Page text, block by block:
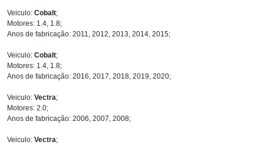
Veiculo: Cobalt;
Motores: 1.4, 1.8;
Anos de fabricação: 2011, 2012, 2013, 2014, 2015;
Veiculo: Cobalt;
Motores: 1.4, 1.8;
Anos de fabricação: 2016, 2017, 2018, 2019, 2020;
Veiculo: Vectra;
Motores: 2.0;
Anos de fabricação: 2006, 2007, 2008;
Veiculo: Vectra;